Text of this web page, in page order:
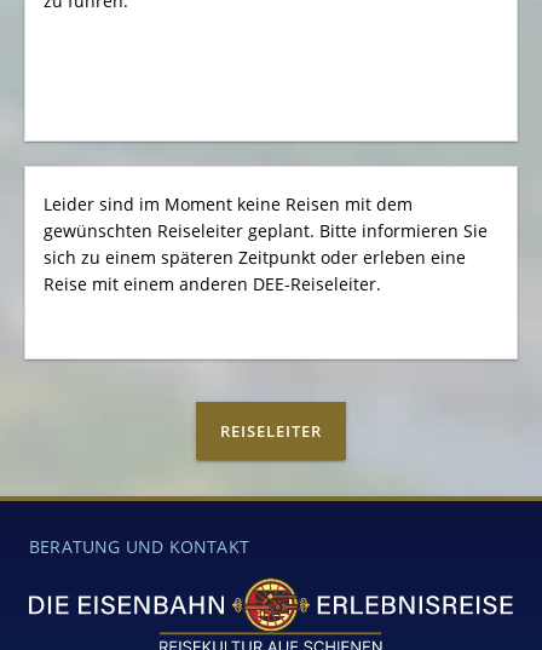
Leider sind im Moment keine Reisen mit dem
gewünschten Reiseleiter geplant. Bitte informieren Sie
sich zu einem späteren Zeitpunkt oder erleben eine
Reise mit einem anderen DEE-Reiseleiter.
REISELEITER
BERATUNG UND KONTAKT